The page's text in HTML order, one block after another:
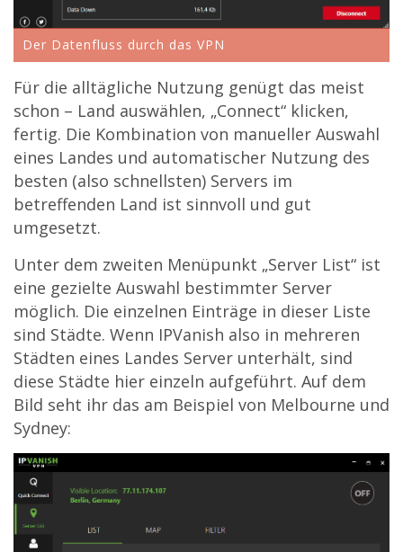
Der Datenfluss durch das VPN
Für die alltägliche Nutzung genügt das meist
schon – Land auswählen, „Connect“ klicken,
fertig. Die Kombination von manueller Auswahl
eines Landes und automatischer Nutzung des
besten (also schnellsten) Servers im
betreffenden Land ist sinnvoll und gut
umgesetzt.
Unter dem zweiten Menüpunkt „Server List“ ist
eine gezielte Auswahl bestimmter Server
möglich. Die einzelnen Einträge in dieser Liste
sind Städte. Wenn IPVanish also in mehreren
Städten eines Landes Server unterhält, sind
diese Städte hier einzeln aufgeführt. Auf dem
Bild seht ihr das am Beispiel von Melbourne und
Sydney: